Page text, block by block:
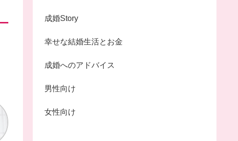
成婚Story
幸せな結婚生活とお金
成婚へのアドバイス
男性向け
女性向け